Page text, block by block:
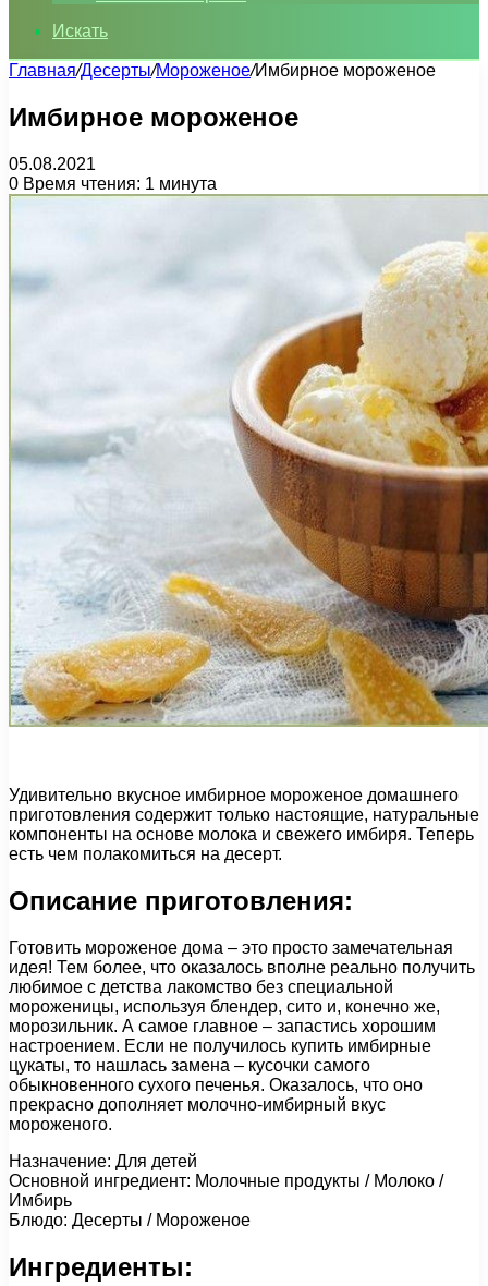
Искать
Главная/Десерты/Мороженое/Имбирное мороженое
Имбирное мороженое
05.08.2021
0 Время чтения: 1 минута
Удивительно вкусное имбирное мороженое домашнего
приготовления содержит только настоящие, натуральные
компоненты на основе молока и свежего имбиря. Теперь
есть чем полакомиться на десерт.
Описание приготовления:
Готовить мороженое дома – это просто замечательная
идея! Тем более, что оказалось вполне реально получить
любимое с детства лакомство без специальной
мороженицы, используя блендер, сито и, конечно же,
морозильник. А самое главное – запастись хорошим
настроением. Если не получилось купить имбирные
цукаты, то нашлась замена – кусочки самого
обыкновенного сухого печенья. Оказалось, что оно
прекрасно дополняет молочно-имбирный вкус
мороженого.
Назначение: Для детей
Основной ингредиент: Молочные продукты / Молоко /
Имбирь
Блюдо: Десерты / Мороженое
Ингредиенты: